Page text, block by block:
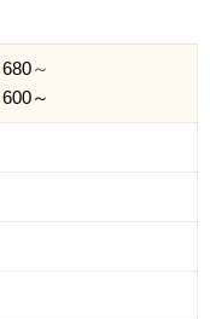
680～
600～